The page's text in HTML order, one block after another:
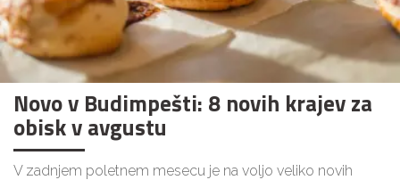
Novo v Budimpešti: 8 novih krajev za
obisk v avgustu
V zadnjem poletnem mesecu je na voljo veliko novih